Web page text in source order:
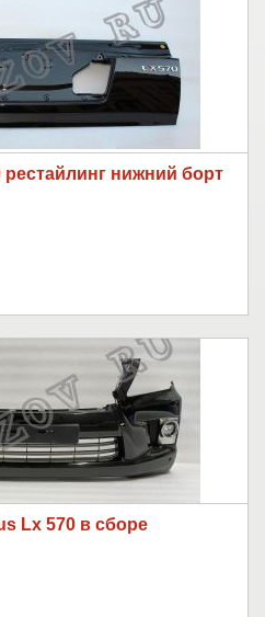
рестайлинг нижний борт
Lx 570 в сборе